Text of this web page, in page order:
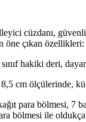
cüzdanı,
öne çıkan özellikleri:
hakiki deri,
cm ölçülerinde,
para bölmesi, 7
bölmesi ile